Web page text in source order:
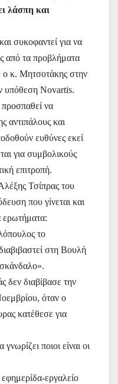
λάσπη και
συκοφαντεί για να
από τα προβλήματα
ο κ. Μητσοτάκης στην
υπόθεση Novartis.
να
αντιπάλους και
ευθύνες εκεί
για συμβολικούς
επιτροπή.
Τσίπρας του
που γίνεται και
ερωτήματα:
το
στη Βουλή
δεν διαβίβασε την
όταν ο
κατέθεσε για
ποιοι είναι οι
εργαλείο